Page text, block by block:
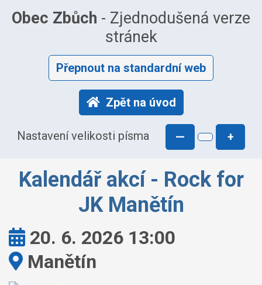
Obec Zbůch - Zjednodušená verze
stránek
Přepnout na standardní web
Zpět na úvod
Nastavení velikosti písma — +
Kalendář akcí - Rock for
JK Manětín
Kdy:
20. 6. 2026 13:00
Kde:
Manětín